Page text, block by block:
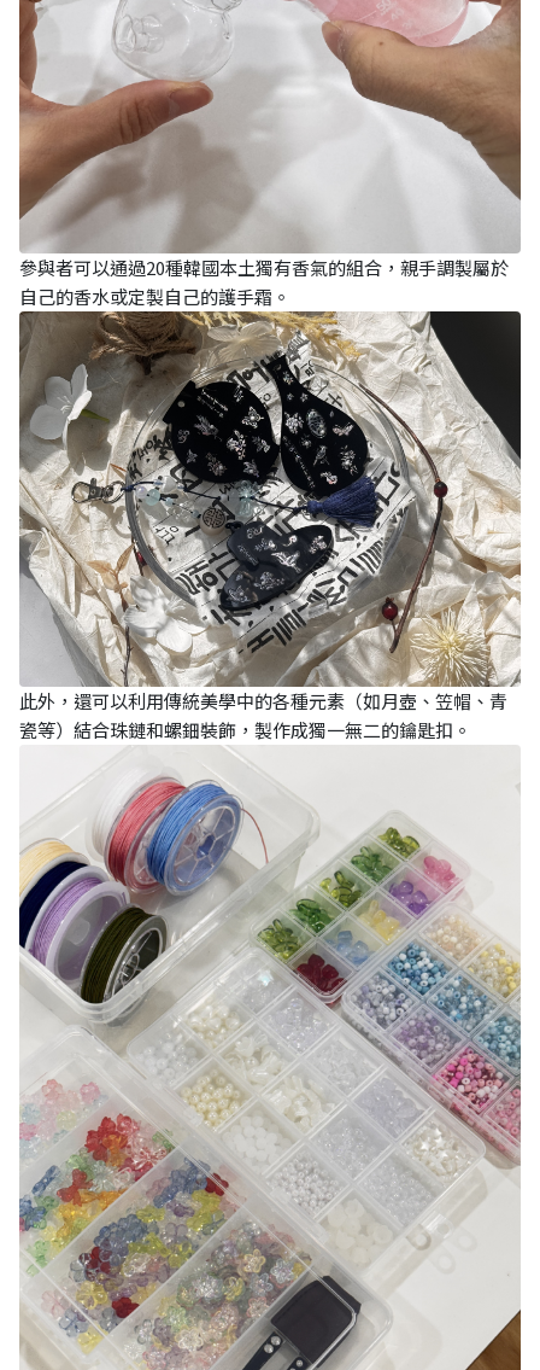
參與者可以通過20種韓國本土獨有香氣的組合，親手調製屬於
自己的香水或定製自己的護手霜。
此外，還可以利用傳統美學中的各種元素（如月壺、笠帽、青
瓷等）結合珠鏈和螺鈿裝飾，製作成獨一無二的鑰匙扣。